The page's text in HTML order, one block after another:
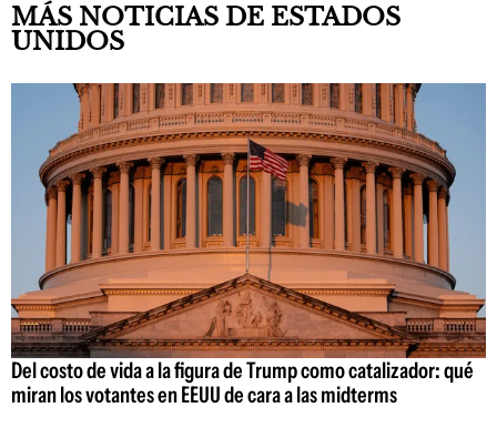
MÁS NOTICIAS DE ESTADOS
UNIDOS
Del costo de vida a la figura de Trump como catalizador: qué
miran los votantes en EEUU de cara a las midterms